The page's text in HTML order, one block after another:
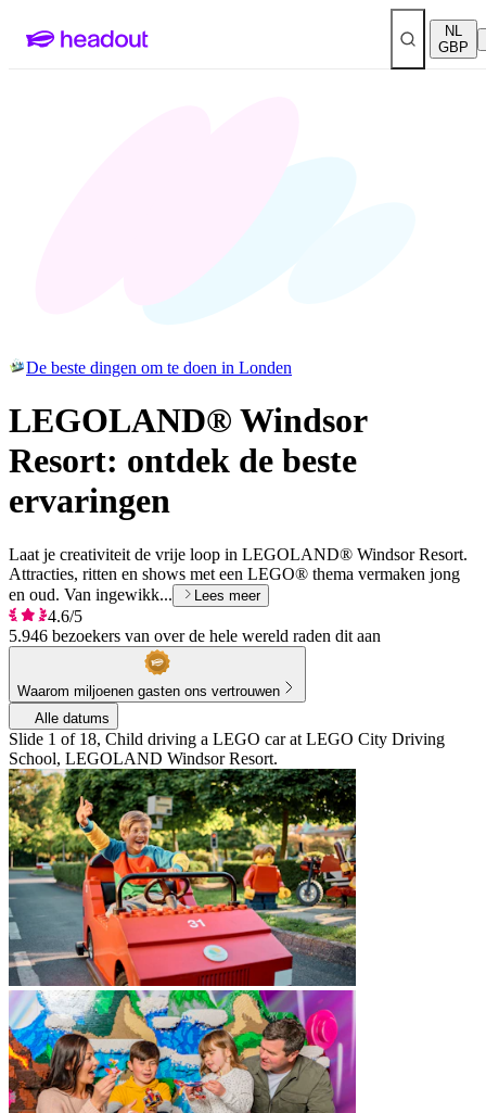
NL
GBP
De beste dingen om te doen in Londen
LEGOLAND® Windsor
Resort: ontdek de beste
ervaringen
Laat je creativiteit de vrije loop in LEGOLAND® Windsor Resort.
Attracties, ritten en shows met een LEGO® thema vermaken jong
en oud. Van ingewikk...
Lees meer
4.6/5
5.946 bezoekers van over de hele wereld raden dit aan
Waarom miljoenen gasten ons vertrouwen
Alle datums
Slide 1 of 18, Child driving a LEGO car at LEGO City Driving
School, LEGOLAND Windsor Resort.